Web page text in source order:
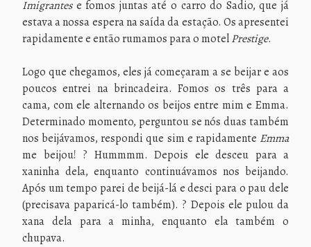
Imigrantese fomos juntas até o carro do Sadio, que já
estava a nossa espera na saída da estação. Os apresentei
rapidamente e então rumamos para o motelPrestige.
Logo que chegamos, eles já começaram a se beijar e aos
poucos entrei na brincadeira. Fomos os três para a
cama, com ele alternando os beijos entre mim e Emma.
Determinado momento, perguntou se nós duas também
nos beijávamos, respondi que sim e rapidamente Emma
me beijou! ? Hummmm. Depois ele desceu para a
xaninha dela, enquanto continuávamos nos beijando.
Após um tempo parei de beijá-lá e desci para o pau dele
(precisava paparicá-lo também). ? Depois ele pulou da
xana dela para a minha, enquanto ela também o
chupava.